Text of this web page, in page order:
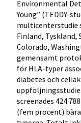
Environmental
Young” (TEDDY-
multicenterstudie
Finland, Tyskland,
Colorado,
gemensamt
för HLA-typer
diabetes och
screenades 424
(fem procent)